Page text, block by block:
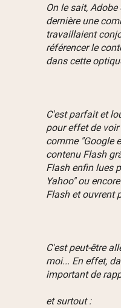
On le sait,
dernière une
travaillaient
référencer le
dans cette
C'est parfait et
pour effet de
comme "Google
contenu Flash
Flash enfin lues
Yahoo" ou
Flash et ouvrent
C'est peut-être
moi... En effet,
important de
et surtout :